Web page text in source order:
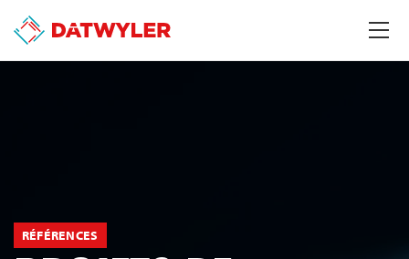
RÉFÉRENCES